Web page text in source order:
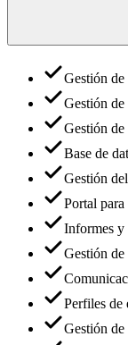
Gestión de
Gestión de
Gestión de
Base de
Gestión
Portal para
Informes y
Gestión
Perfiles de
Gestión de